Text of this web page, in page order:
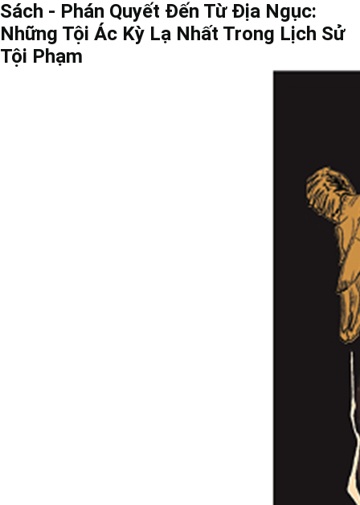
Sách - Phán Quyết Đến Từ Địa Ngục:
Những Tội Ác Kỳ Lạ Nhất Trong Lịch Sử
Tội Phạm